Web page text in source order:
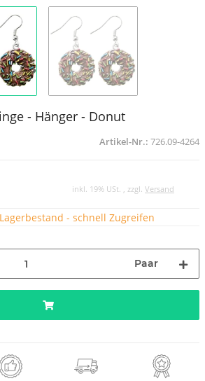
- Hänger - Donut
Artikel-Nr.: 726.09-4264
inkl. 19% USt. , zzgl. Versand
- schnell Zugreifen
Paar